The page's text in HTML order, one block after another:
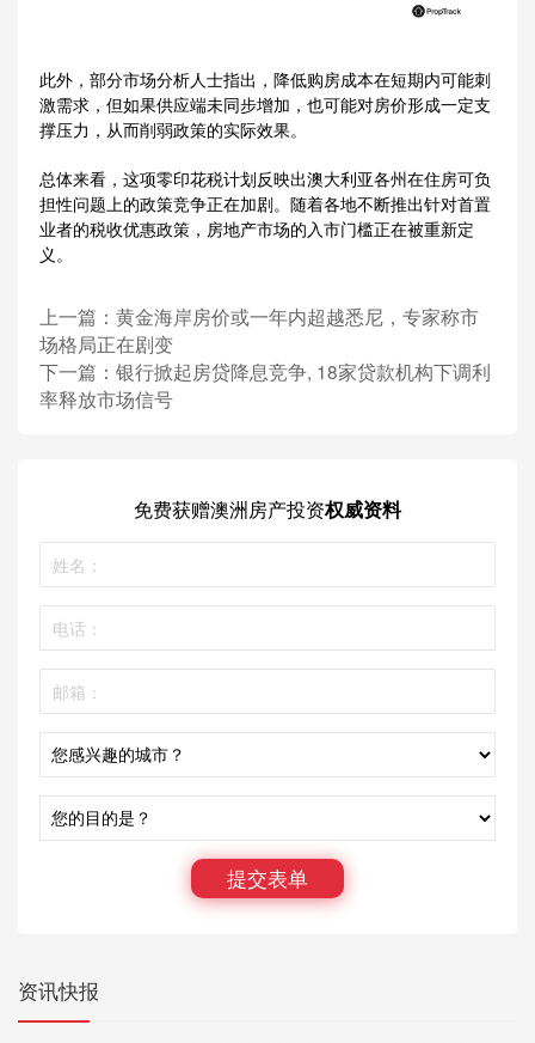
此外，部分市场分析人士指出，降低购房成本在短期内可能刺
激需求，但如果供应端未同步增加，也可能对房价形成一定支
撑压力，从而削弱政策的实际效果。
总体来看，这项零印花税计划反映出澳大利亚各州在住房可负
担性问题上的政策竞争正在加剧。随着各地不断推出针对首置
业者的税收优惠政策，房地产市场的入市门槛正在被重新定
义。
上一篇： 黄金海岸房价或一年内超越悉尼，专家称市
场格局正在剧变
下一篇： 银行掀起房贷降息竞争, 18家贷款机构下调利
率释放市场信号
免费获赠澳洲房产投资权威资料
提交表单
资讯快报